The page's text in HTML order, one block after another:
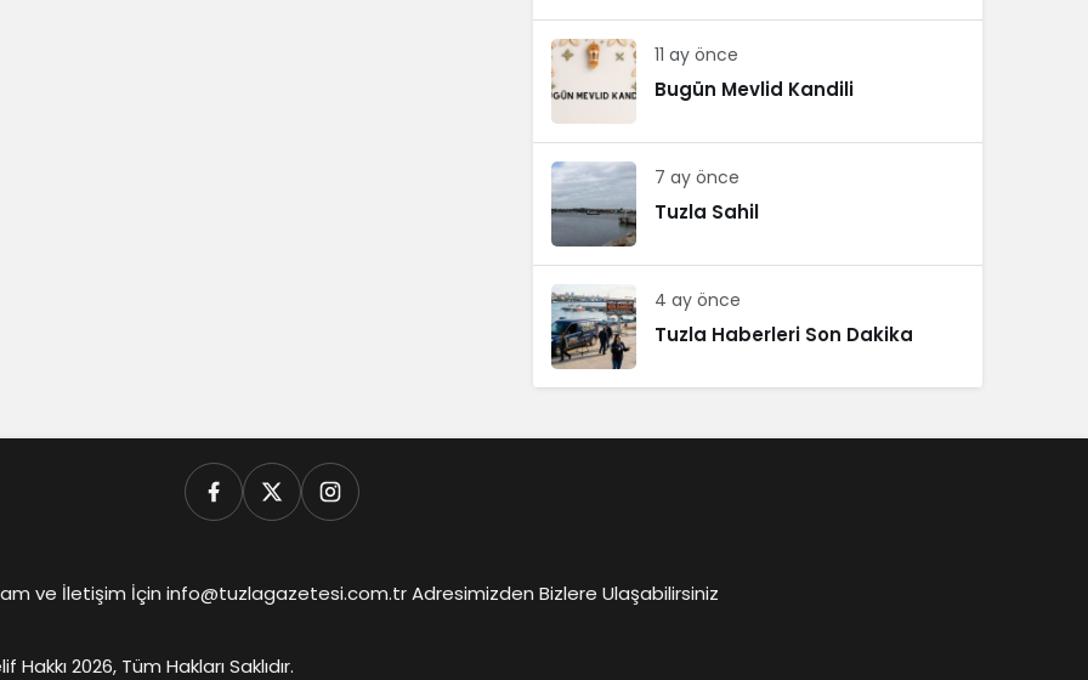
11 ay önce
Bugün Mevlid Kandili
7 ay önce
Tuzla Sahil
4 ay önce
Tuzla Haberleri Son Dakika
ve İletişim İçin info@tuzlagazetesi.com.tr Adresimizden Bizlere Ulaşabilirsiniz
Hakkı 2026, Tüm Hakları Saklıdır.